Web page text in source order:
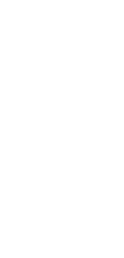
крема.
и идеально
и